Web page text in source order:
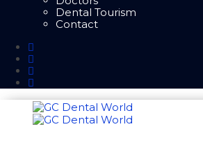
Dental Tourism
Contact